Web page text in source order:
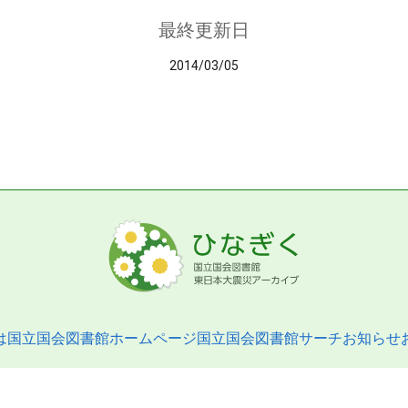
最終更新日
2014/03/05
国立国会図書館ホームページ国立国会図書館サーチお知らせ